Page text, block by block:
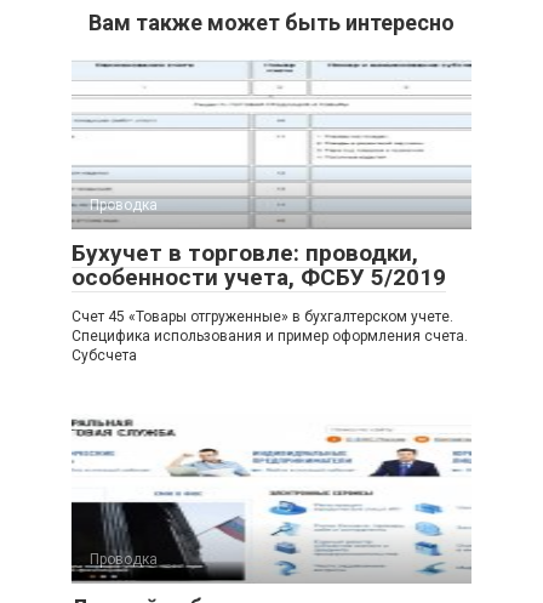
Вам также может быть интересно
Проводка
Бухучет в торговле: проводки,
особенности учета, ФСБУ 5/2019
Счет 45 «Товары отгруженные» в бухгалтерском учете.
Специфика использования и пример оформления счета.
Субсчета
Проводка